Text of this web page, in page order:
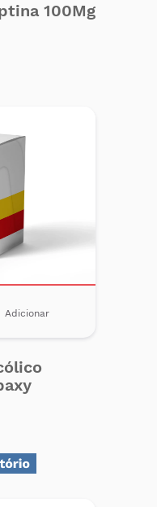
100Mg
Adicionar